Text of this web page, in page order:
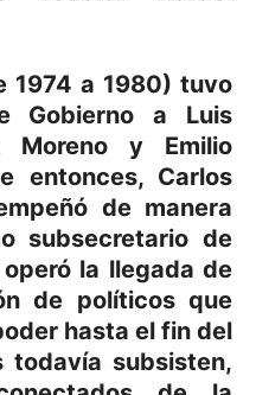
1974 a 1980) tuvo
Gobierno a Luis
Moreno y Emilio
entonces, Carlos
de manera
subsecretario de
la llegada de
de políticos que
hasta el fin del
todavía subsisten,